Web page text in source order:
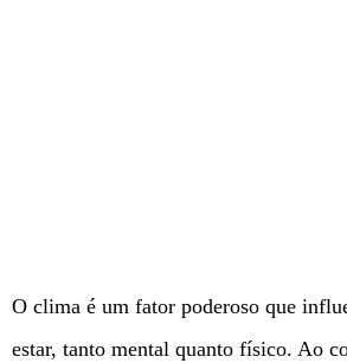
O clima é um fator poderoso que
estar, tanto mental quanto físico. Ao